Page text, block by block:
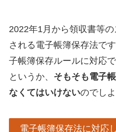
2022年1月から領収書等
される電子帳簿保存法で
子帳簿保存ルールに対応
というか、 そもそも電子
なくてはいけないのでし
電子帳簿保存法に対応